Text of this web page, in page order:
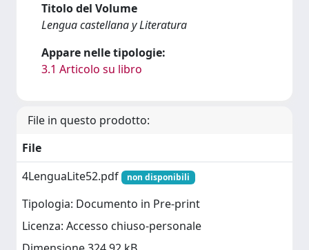
Titolo del Volume
Lengua castellana y Literatura
Appare nelle tipologie:
3.1 Articolo su libro
File in questo prodotto:
File
4LenguaLite52.pdf
non disponibili
Tipologia: Documento in Pre-print
Licenza: Accesso chiuso-personale